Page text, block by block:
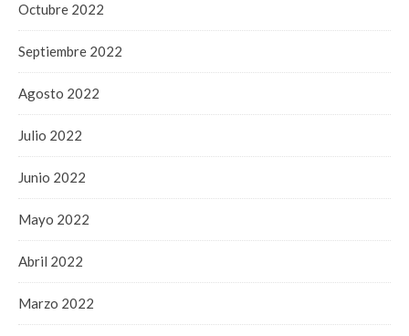
Octubre 2022
Septiembre 2022
Agosto 2022
Julio 2022
Junio 2022
Mayo 2022
Abril 2022
Marzo 2022